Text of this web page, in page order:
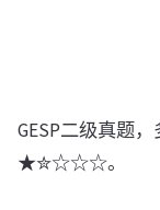
GESP二级真题
★✮☆☆☆。